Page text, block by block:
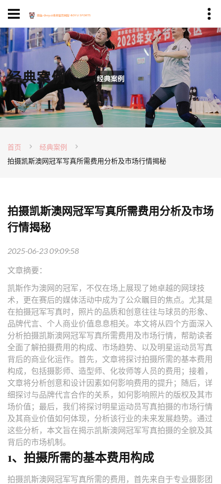
经典案例
首页
经典案例
拍摄凯斯澳网冠军写真所需费用分析及市场行情揭秘
拍摄凯斯澳网冠军写真所需费用分析及市场
行情揭秘
2025-06-23 09:09:58
文章摘要：
凯斯作为澳网的冠军，不仅在场上展现了她卓越的网球技
术，更在赛后的媒体活动中成为了公众瞩目的焦点。尤其是
在拍摄冠军写真时，照片的品质和创意往往与球员的形象、
品牌代言、个人商业价值息息相关。本文将从四个方面深入
分析拍摄凯斯澳网冠军写真所需费用及市场行情，帮助读者
全面了解拍摄费用的构成、市场趋势、以及明星运动员写真
背后的商业化运作。首先，文章将探讨拍摄所需的基本费用
构成，包括摄影师、造型师、化妆师等人员的费用；接着，
文章将分析创意和设计因素如何影响费用的提升；随后，详
细探讨与品牌代言合作的关系，如何影响照片的版权及其市
场价值；最后，我们将探讨明星运动员写真拍摄的市场行情
及其商业价值如何体现，分析该行业的未来发展趋势。通过
这些分析，本文旨在揭示凯斯澳网冠军写真拍摄的全貌及其
背后的市场机制。
1、拍摄所需的基本费用构成
拍摄凯斯澳网冠军写真所需的费用，首先来自于专业摄影团